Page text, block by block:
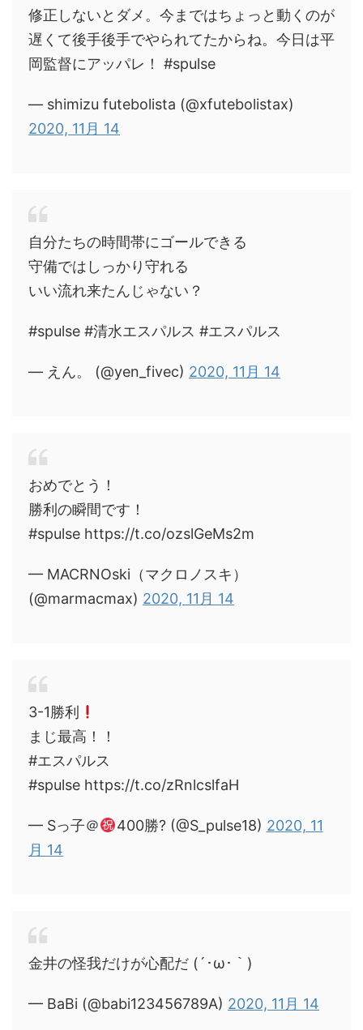
修正しないとダメ。今まではちょっと動くのが
遅くて後手後手でやられてたからね。今日は平
岡監督にアッパレ！ #spulse
— shimizu futebolista (@xfutebolistax)
2020, 11月 14
自分たちの時間帯にゴールできる
守備ではしっかり守れる
いい流れ来たんじゃない？
#spulse #清水エスパルス #エスパルス
— えん。 (@yen_fivec) 2020, 11月 14
おめでとう！
勝利の瞬間です！
#spulse https://t.co/ozslGeMs2m
— MACRNOski（マクロノスキ）
(@marmacmax) 2020, 11月 14
3-1勝利
まじ最高！！
#エスパルス
#spulse https://t.co/zRnlcslfaH
— Sっ子＠ 400勝? (@S_pulse18) 2020, 11
月 14
金井の怪我だけが心配だ (´･ω･｀)
— BaBi (@babi123456789A) 2020, 11月 14